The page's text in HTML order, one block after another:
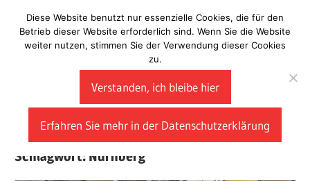
Inhalt
springen
Laberladen
Schlagwort: Nürnberg
Diese Website benutzt nur essenzielle Cookies, die für den
Betrieb dieser Website erforderlich sind. Wenn Sie die Website
weiter nutzen, stimmen Sie der Verwendung dieser Cookies
zu.
Verstanden, ich bleibe hier
Erfahren Sie mehr in der Datenschutzerklärung